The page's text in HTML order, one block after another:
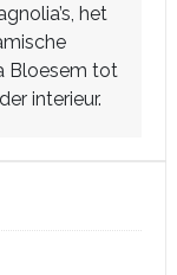
het
Bloesem tot
interieur.